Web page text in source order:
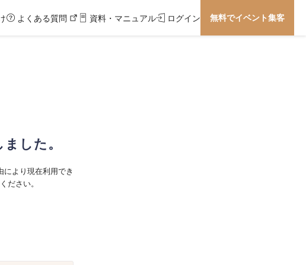
よくある質問 資料・マニュアル ログイン 無料でイベント集客
した。
より現在利用でき
ださい。